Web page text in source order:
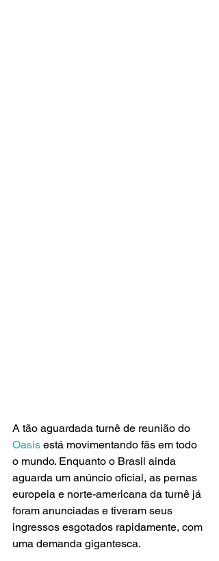
A tão aguardada turnê de reunião do
Oasis está movimentando fãs em todo
o mundo. Enquanto o Brasil ainda
aguarda um anúncio oficial, as pernas
europeia e norte-americana da turnê já
foram anunciadas e tiveram seus
ingressos esgotados rapidamente, com
uma demanda gigantesca.